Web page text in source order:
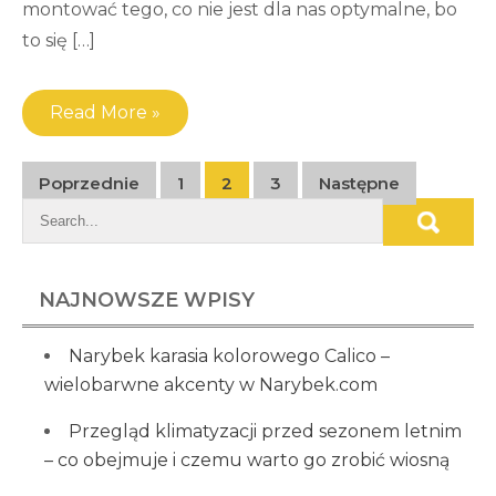
montować tego, co nie jest dla nas optymalne, bo
to się […]
Read More »
Stronicowanie
wpisów
Poprzednie 1 2 3 Następne
NAJNOWSZE WPISY
Narybek karasia kolorowego Calico –
wielobarwne akcenty w Narybek.com
Przegląd klimatyzacji przed sezonem letnim
– co obejmuje i czemu warto go zrobić wiosną